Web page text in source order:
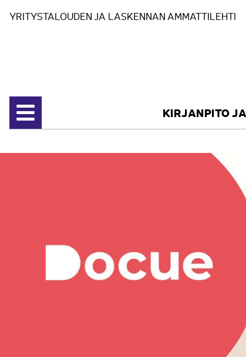
YRITYSTALOUDEN JA LASKENNAN AMMATTILEHTI
Avaa valikko
KIRJANPITO